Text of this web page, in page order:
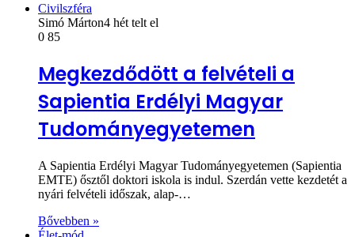
Civilszféra
Simó Márton4 hét telt el
0 85
Megkezdődött a felvételi a
Sapientia Erdélyi Magyar
Tudományegyetemen
A Sapientia Erdélyi Magyar Tudományegyetemen (Sapientia
EMTE) ősztől doktori iskola is indul. Szerdán vette kezdetét a
nyári felvételi időszak, alap-…
Bővebben »